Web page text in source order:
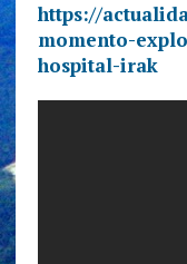
https://
momento-
hospital-irak